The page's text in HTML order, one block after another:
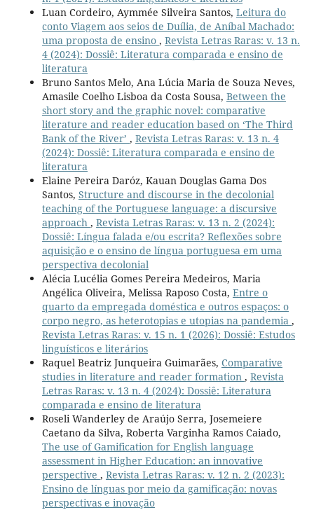
Luan Cordeiro, Aymmée Silveira Santos, Leitura do
conto Viagem aos seios de Duília, de Aníbal Machado:
uma proposta de ensino , Revista Letras Raras: v. 13 n.
4 (2024): Dossiê: Literatura comparada e ensino de
literatura
Bruno Santos Melo, Ana Lúcia Maria de Souza Neves,
Amasile Coelho Lisboa da Costa Sousa, Between the
short story and the graphic novel: comparative
literature and reader education based on ‘The Third
Bank of the River’ , Revista Letras Raras: v. 13 n. 4
(2024): Dossiê: Literatura comparada e ensino de
literatura
Elaine Pereira Daróz, Kauan Douglas Gama Dos
Santos, Structure and discourse in the decolonial
teaching of the Portuguese language: a discursive
approach , Revista Letras Raras: v. 13 n. 2 (2024):
Dossiê: Língua falada e/ou escrita? Reflexões sobre
aquisição e o ensino de língua portuguesa em uma
perspectiva decolonial
Alécia Lucélia Gomes Pereira Medeiros, Maria
Angélica Oliveira, Melissa Raposo Costa, Entre o
quarto da empregada doméstica e outros espaços: o
corpo negro, as heterotopias e utopias na pandemia ,
Revista Letras Raras: v. 15 n. 1 (2026): Dossiê: Estudos
linguísticos e literários
Raquel Beatriz Junqueira Guimarães, Comparative
studies in literature and reader formation , Revista
Letras Raras: v. 13 n. 4 (2024): Dossiê: Literatura
comparada e ensino de literatura
Roseli Wanderley de Araújo Serra, Josemeiere
Caetano da Silva, Roberta Varginha Ramos Caiado,
The use of Gamification for English language
assessment in Higher Education: an innovative
perspective , Revista Letras Raras: v. 12 n. 2 (2023):
Ensino de línguas por meio da gamificação: novas
perspectivas e inovação